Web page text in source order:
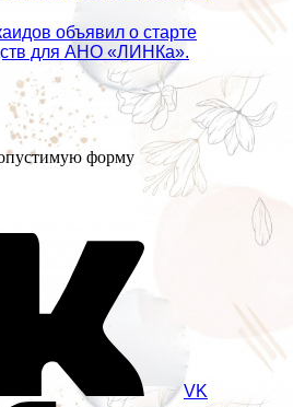
объявил о старте
для АНО «ЛИНКа».
форму
VK